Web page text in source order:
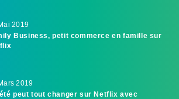
2019
Business, petit commerce en famille sur
2019
peut tout changer sur Netflix avec